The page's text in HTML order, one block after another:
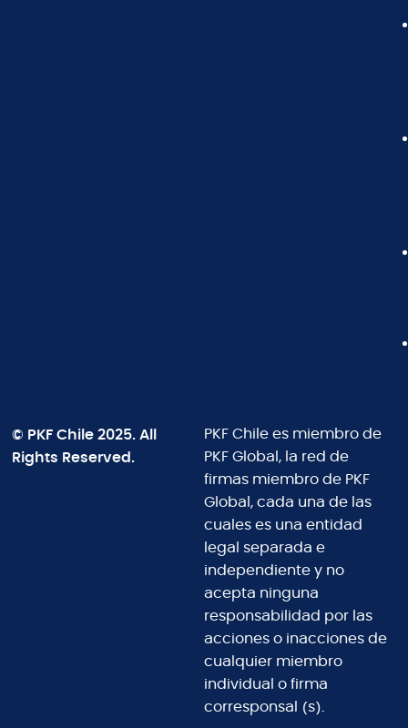
© PKF Chile 2025. All
Rights Reserved.
PKF Chile es miembro de
PKF Global, la red de
firmas miembro de PKF
Global, cada una de las
cuales es una entidad
legal separada e
independiente y no
acepta ninguna
responsabilidad por las
acciones o inacciones de
cualquier miembro
individual o firma
corresponsal (s).